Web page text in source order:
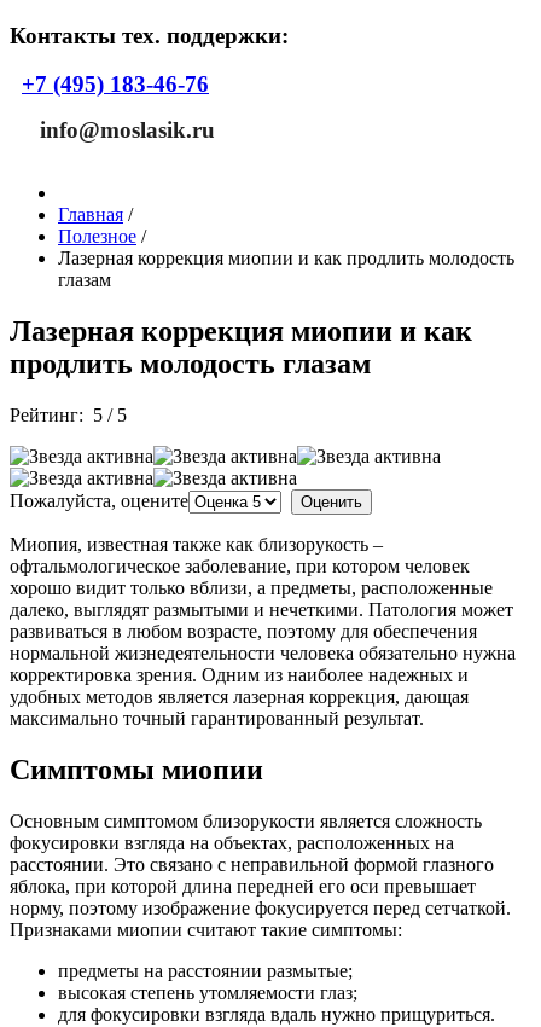
Контакты тех. поддержки:
+7 (495) 183-46-76
info@moslasik.ru
Главная /
Полезное /
Лазерная коррекция миопии и как продлить молодость
глазам
Лазерная коррекция миопии и как
продлить молодость глазам
Рейтинг: 5 / 5
Пожалуйста, оцените
Миопия, известная также как близорукость –
офтальмологическое заболевание, при котором человек
хорошо видит только вблизи, а предметы, расположенные
далеко, выглядят размытыми и нечеткими. Патология может
развиваться в любом возрасте, поэтому для обеспечения
нормальной жизнедеятельности человека обязательно нужна
корректировка зрения. Одним из наиболее надежных и
удобных методов является лазерная коррекция, дающая
максимально точный гарантированный результат.
Симптомы миопии
Основным симптомом близорукости является сложность
фокусировки взгляда на объектах, расположенных на
расстоянии. Это связано с неправильной формой глазного
яблока, при которой длина передней его оси превышает
норму, поэтому изображение фокусируется перед сетчаткой.
Признаками миопии считают такие симптомы:
предметы на расстоянии размытые;
высокая степень утомляемости глаз;
для фокусировки взгляда вдаль нужно прищуриться.